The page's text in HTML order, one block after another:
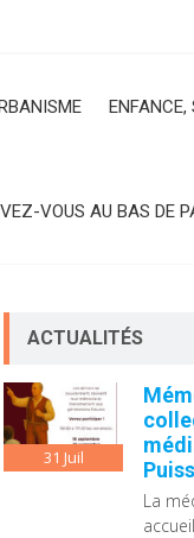
ENFANCE,
VOUS AU BAS DE
ACTUALITÉS
31 Juil
La